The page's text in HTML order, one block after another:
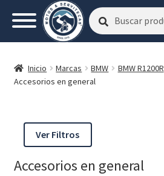
Buscar
por:
Buscar
Inicio Marcas BMW BMW R1200R
Accesorios en general
Ver Filtros
Accesorios en general